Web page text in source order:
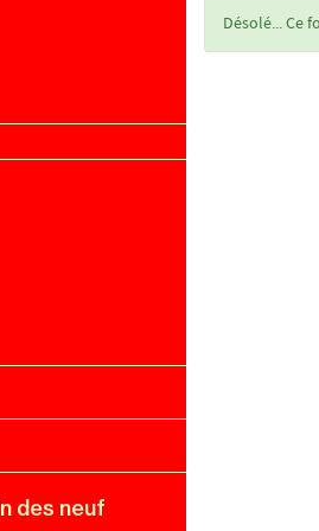
des neuf
d'état
Désolé... Ce